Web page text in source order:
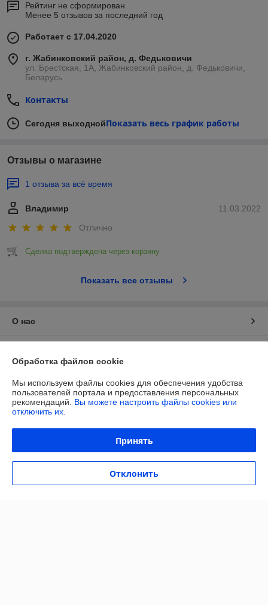
Рейтинг не сформирован
Менее 5 отзывов за последний год
Работает с 17.04.2020
г. Жабинковский район, д. Федьковичи
ул. Брестская, 1А, Жабинковский район, д. Федьковичи,
Беларусь
Контакты
Сегодня выходнойПоказать весь график работы
Отзывы о магазине
1 отзыва за всё время
11.03.2022
Владимир
Отлично
Сделка подтверждена через корзину
Показать все отзывы
О нас
График работы
Политика обработки cookies
Обработка файлов cookie
Мы используем файлы cookies для обеспечения удобства
пользователей портала и предоставления персональных
рекомендаций. Вы можете настроить файлы cookies или
отключить их.
Принять
Отклонить